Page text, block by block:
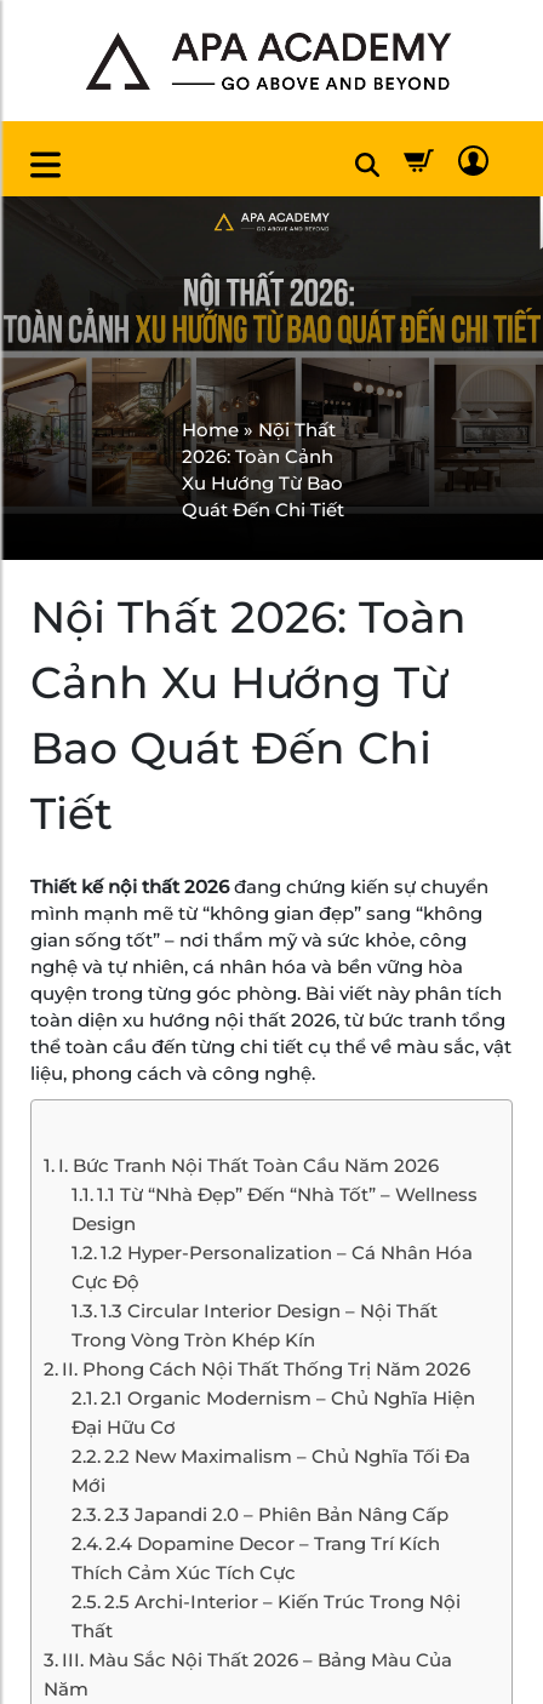
Home» Nội Thất
2026: Toàn Cảnh
Xu Hướng Từ Bao
Quát Đến Chi Tiết
Nội Thất 2026: Toàn
Cảnh Xu Hướng Từ
Bao Quát Đến Chi
Tiết
Thiết kế nội thất 2026đang chứng kiến sự chuyển
mình mạnh mẽ từ “không gian đẹp” sang “không
gian sống tốt” – nơi thẩm mỹ và sức khỏe, công
nghệ và tự nhiên, cá nhân hóa và bền vững hòa
quyện trong từng góc phòng. Bài viết này phân tích
toàn diện xu hướng nội thất 2026, từ bức tranh tổng
thể toàn cầu đến từng chi tiết cụ thể về màu sắc, vật
liệu, phong cách và công nghệ.
I. Bức Tranh Nội Thất Toàn Cầu Năm 2026
1.1 Từ “Nhà Đẹp” Đến “Nhà Tốt” – Wellness
Design
1.2 Hyper-Personalization – Cá Nhân Hóa
Cực Độ
1.3 Circular Interior Design – Nội Thất
Trong Vòng Tròn Khép Kín
II. Phong Cách Nội Thất Thống Trị Năm 2026
2.1 Organic Modernism – Chủ Nghĩa Hiện
Đại Hữu Cơ
2.2 New Maximalism – Chủ Nghĩa Tối Đa
Mới
2.3 Japandi 2.0 – Phiên Bản Nâng Cấp
2.4 Dopamine Decor – Trang Trí Kích
Thích Cảm Xúc Tích Cực
2.5 Archi-Interior – Kiến Trúc Trong Nội
Thất
III. Màu Sắc Nội Thất 2026 – Bảng Màu Của
Năm